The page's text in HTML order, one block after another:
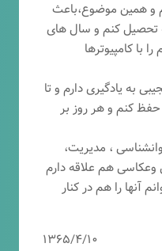
و همین موضوع،باعث
تحصیل کنم و سال های
با کامپیوترها
به یادگیری دارم و تا
کنم و هر روز بر
، مدیریت،
هم علاقه دارم
آنها را هم در کنار
۱۳۶۵/۴/۱۰